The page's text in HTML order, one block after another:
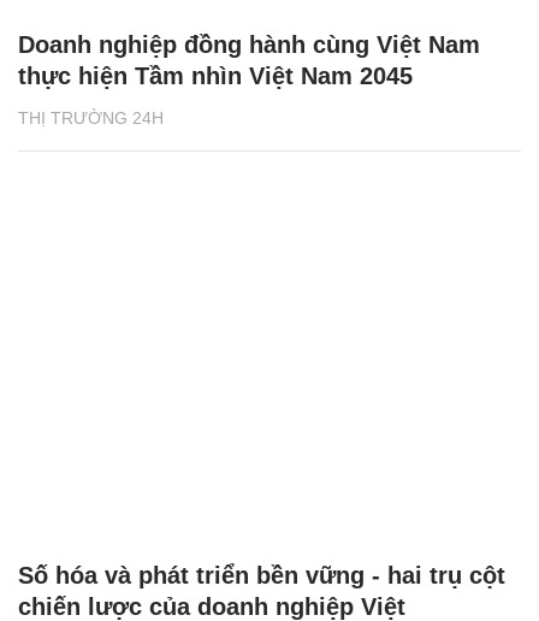
THỊ TRƯỜNG 24H
Doanh nghiệp đồng hành cùng Việt Nam
thực hiện Tầm nhìn Việt Nam 2045
Số hóa và phát triển bền vững - hai trụ cột
chiến lược của doanh nghiệp Việt